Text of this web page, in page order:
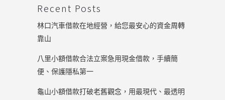
Recent Posts
林口汽車借款在地經營，給您最安心的資金周轉
靠山
八里小額借款合法立案急用現金借款，手續簡
便、保護隱私第一
龜山小額借款打破老舊觀念，用最現代、最透明